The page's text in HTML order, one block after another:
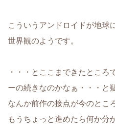
こういうアンドロイドが地球
世界観のようです。
・・・とここまできたところ
ーの続きなのかなぁ・・・と
なんか前作の接点が今のとこ
もうちょっと進めたら何か分